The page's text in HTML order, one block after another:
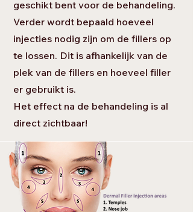
geschikt bent voor de behandeling.
Verder wordt bepaald hoeveel
injecties nodig zijn om de fillers op
te lossen. Dit is afhankelijk van de
plek van de fillers en hoeveel filler
er gebruikt is.
Het effect na de behandeling is al
direct zichtbaar!